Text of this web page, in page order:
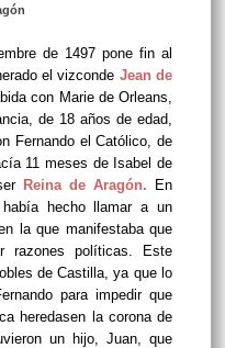
de 1497 pone fin al
el vizconde Jean de
con Marie de Orleans,
de 18 años de edad,
Fernando el Católico, de
11 meses de Isabel de
Reina de Aragón. En
hecho llamar a un
la que manifestaba que
razones políticas. Este
de Castilla, ya que lo
para impedir que
heredasen la corona de
un hijo, Juan, que